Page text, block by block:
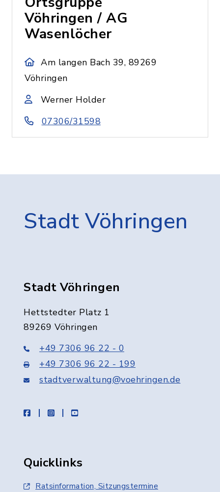
Vöhringen / AG
Wasenlöcher
Am langen Bach 39, 89269
Vöhringen
Werner Holder
07306/31598
Stadt Vöhringen
Stadt Vöhringen
Hettstedter Platz 1
89269 Vöhringen
+49 7306 96 22 - 0
+49 7306 96 22 - 199
stadtverwaltung@voehringen.de
facebookinstagramyoutube
Quicklinks
Ratsinformation, Sitzungstermine